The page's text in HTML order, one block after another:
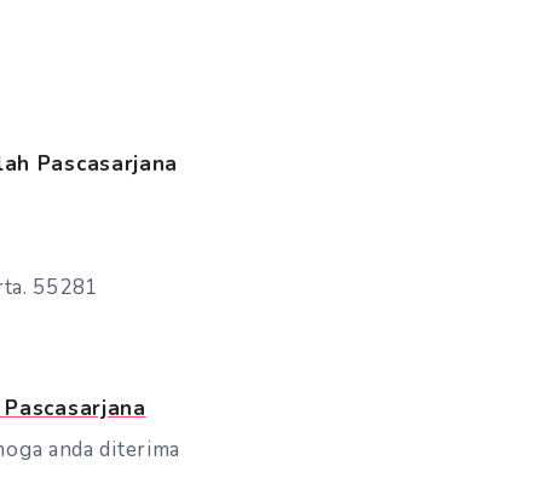
Pascasarjana
55281
anda diterima